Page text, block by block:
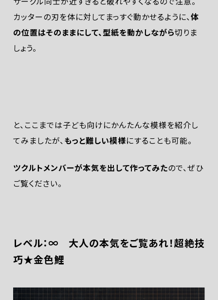
カッターの刃を体に対してまっすぐ動かせるように、体
の位置はそのままにして、型紙を動かしながら切りま
しょう。
と、ここまでは子ども向けにかんたんな模様を紹介し
てみましたが、もっと難しい模様にすることも可能。
ツクルトメンバーが本気を出して作ってみたので、ぜひ
ご覧ください。
レベル：∞ 大人の本気をご覧あれ！超絶技
巧★金色鯉